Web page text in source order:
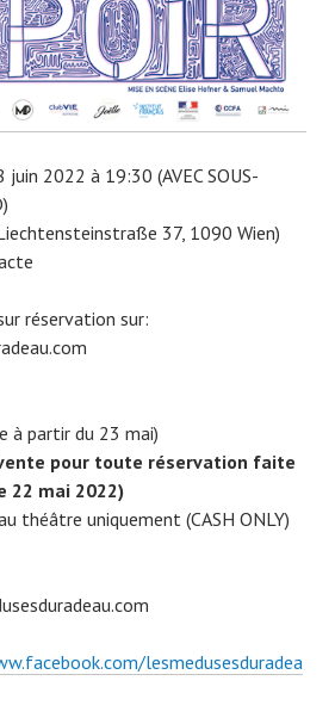
juin 2022 à 19:30 (AVEC SOUS-
37, 1090 Wien)
réservation sur:
à partir du 23 mai)
pour toute réservation faite
22 mai 2022)
théâtre uniquement (CASH ONLY)
lesmedusesduradea